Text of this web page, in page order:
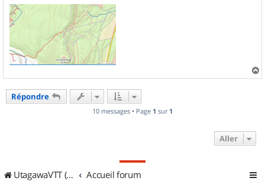
a
Répondre
10 messages • Page 1 sur 1
Aller
UtagawaVTT (Randos VTT et VTTAE avec traces GPS) Accueil forum